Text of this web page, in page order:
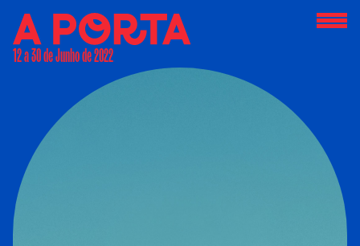
12 a 30 de Junho de 2022